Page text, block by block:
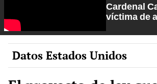
Cardenal
víctima de
Verdad a
Salinas
Datos Estados Unidos